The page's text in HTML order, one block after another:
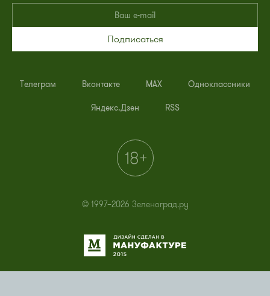
Подписаться
Телеграм Вконтакте MAX Одноклассники
Яндекс.Дзен RSS
© 1997–2026 Зеленоград.ру